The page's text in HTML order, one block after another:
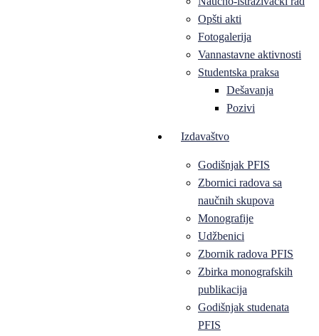
Opšti akti
Fotogalerija
Vannastavne aktivnosti
Studentska praksa
Dešavanja
Pozivi
Izdavaštvo
Godišnjak PFIS
Zbornici radova sa
naučnih skupova
Monografije
Udžbenici
Zbornik radova PFIS
Zbirka monografskih
publikacija
Godišnjak studenata
PFIS